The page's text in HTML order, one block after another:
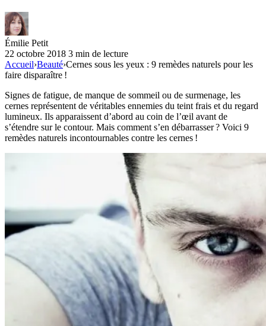
Émilie Petit
22 octobre 2018 3 min de lecture
Accueil›Beauté›Cernes sous les yeux : 9 remèdes naturels pour les
faire disparaître !
Signes de fatigue, de manque de sommeil ou de surmenage, les
cernes représentent de véritables ennemies du teint frais et du regard
lumineux. Ils apparaissent d’abord au coin de l’œil avant de
s’étendre sur le contour. Mais comment s’en débarrasser ? Voici 9
remèdes naturels incontournables contre les cernes !